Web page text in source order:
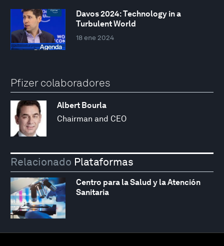
Davos 2024: Technology in a
Turbulent World
18 ene 2024
Pfizer colaboradores
Albert Bourla
Chairman and CEO
Relacionado Plataformas
Centro para la Salud y la Atención
Sanitaria